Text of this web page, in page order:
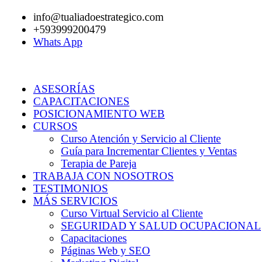
contenido
info@tualiadoestrategico.com
+593999200479
Whats App
ASESORÍAS
CAPACITACIONES
POSICIONAMIENTO WEB
CURSOS
Curso Atención y Servicio al Cliente
Guía para Incrementar Clientes y Ventas
Terapia de Pareja
TRABAJA CON NOSOTROS
TESTIMONIOS
MÁS SERVICIOS
Curso Virtual Servicio al Cliente
SEGURIDAD Y SALUD OCUPACIONAL
Capacitaciones
Páginas Web y SEO